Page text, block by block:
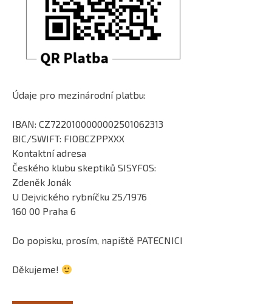
Údaje pro mezinárodní platbu:
IBAN: CZ7220100000002501062313
BIC/SWIFT: FIOBCZPPXXX
Kontaktní adresa
Českého klubu skeptiků SISYFOS:
Zdeněk Jonák
U Dejvického rybníčku 25/1976
160 00 Praha 6
Do popisku, prosím, napiště PATECNICI
Děkujeme!